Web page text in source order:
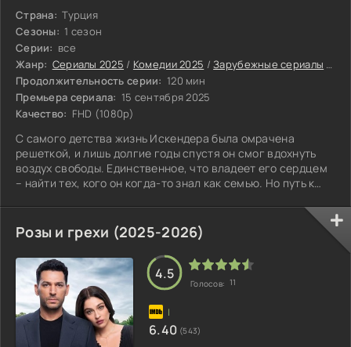
Страна: Турция
Сезоны: 1 сезон
Серии: все
Жанр: Сериалы 2025 / Комедии 2025 /Зарубежные сериалы
Продолжительность серии: 120 мин
Премьера сериала: 15 сентября 2025
Качество: FHD (1080p)
С самого детства жизнь Искендера была омрачена
решеткой, и лишь долгие годы спустя он смог вдохнуть
воздух свободы. Единственное, что владеет его сердцем
– найти тех, кого он когда-то знал как семью. Но путь к
встреч, которые испытывают его на прочность. В тихом
Айвалыке, словно мираж, возникает чувство дома,
которого он был лишён. Здесь его принимают за Камиля,
давно исчезнувшего из памяти. Это не просто рассказ о
человеке, освободившемся из
Розы и грехи (2025-2026)
4.5
Голосов: 11
6.40 (543)